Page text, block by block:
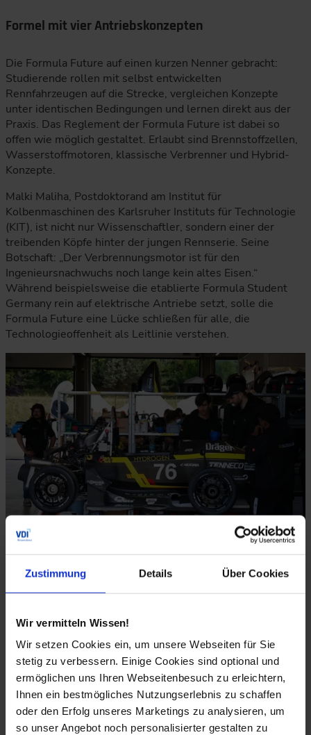
Zustimmung Details Über Cookies
Wir vermitteln Wissen!
Wir setzen Cookies ein, um unsere Webseiten für Sie
stetig zu verbessern. Einige Cookies sind optional und
ermöglichen uns Ihren Webseitenbesuch zu erleichtern,
Ihnen ein bestmögliches Nutzungserlebnis zu schaffen
oder den Erfolg unseres Marketings zu analysieren, um
so unser Angebot noch personalisierter gestalten zu
Formel mit vier Antriebskonzepten
Die Formula Future auf einen kurzen Nenner gebracht:
Studierende rollen mit selbst entwickelten
Rennfahrzeugen auf die Strecke, vergleichen Konzepte
unter identischen Bedingungen und lernen direkt aus der
Praxis. Das Reglement der Formula Future ist dabei so
offen wie möglich gestaltet. Erlaubt sind Brennstoffzellen,
Wasserstoffmotoren, klassische Verbrenner und Hybrid-
Konzepte.
Malki Maliha, Postdoktorand am Institut für
Kolbenmaschinen des Karlsruher Instituts für Technologie
(KIT), ist nicht nur Wissenschaftler, sondern einer der
treibenden Köpfe hinter der jungen Rennserie. Seine
Botschaft: „Der Verbrennungsmotor ist für den
Ingenieursnachwuchs noch lange kein altes Eisen.“
Während beispielsweise die etablierte Formula Student
Germany rein auf elektrische Antriebe setzt, solle die
Formula Future eine Lücke schließen für alle, die
Technologieoffenheit als Leitlinie verstehen.
Bis zu 15 Teams gehen an den Start
Erfolg: „Die Rennstrecke und die gesamte Location in
Meppen wurden sowohl von den Teams als auch von den
Sponsoren sehr gut angenommen.“ Daher erwarten die
Organisatoren für 2026 eine deutliche Steigerung: Nach
fünf Teams im vergangenen Jahr sollen es nun bis zu 15
Teams an den Start gehen. Internationaler wird das Feld
ebenfalls. Malki Maliha: „Wir haben erste Anfragen aus
Benelux, Spanien, Österreich und sogar aus China